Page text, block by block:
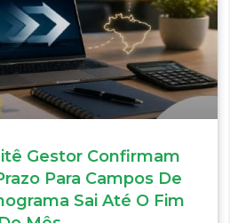
Gestor Confirmam
Para Campos De
Sai Até O Fim